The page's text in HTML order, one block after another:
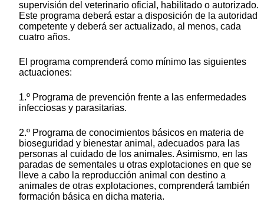
supervisión del veterinario oficial, habilitado o autorizado.
Este programa deberá estar a disposición de la autoridad
competente y deberá ser actualizado, al menos, cada
cuatro años.
El programa comprenderá como mínimo las siguientes
actuaciones:
1.º Programa de prevención frente a las enfermedades
infecciosas y parasitarias.
2.º Programa de conocimientos básicos en materia de
bioseguridad y bienestar animal, adecuados para las
personas al cuidado de los animales. Asimismo, en las
paradas de sementales u otras explotaciones en que se
lleve a cabo la reproducción animal con destino a
animales de otras explotaciones, comprenderá también
formación básica en dicha materia.